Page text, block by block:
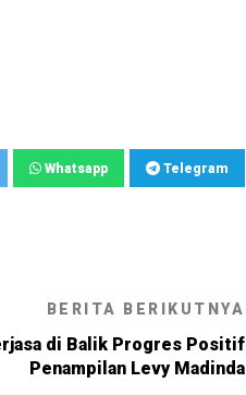
Whatsapp Telegram
BERITA BERIKUTNYA
di Balik Progres Positif
Penampilan Levy Madinda